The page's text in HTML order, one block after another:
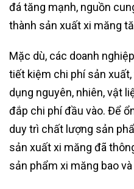
đá tăng mạnh, nguồn
thành sản xuất xi măng
Mặc dù, các doanh
tiết kiệm chi phí sản
dụng nguyên, nhiên, vật
đắp chi phí đầu vào. Để
duy trì chất lượng sản
sản xuất xi măng đã
sản phẩm xi măng bao